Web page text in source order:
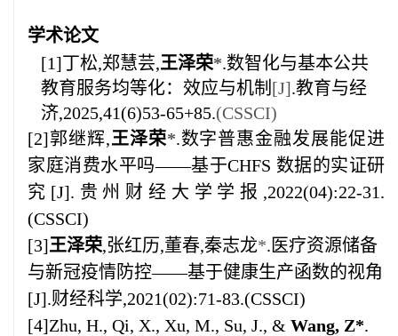
学术论文
[1]丁松,郑慧芸,王泽荣*.数智化与基本公共
教育服务均等化：效应与机制 [J].教育与经
济,2025,41(6)53-65+85.(CSSCI)
[2]郭继辉,王泽荣*.数字普惠金融发展能促进
家庭消费水平吗——基于CHFS 数据的实证研
究 [J].贵州财经大学学报,2022(04):22-31.
(CSSCI)
[3]王泽荣,张红历,董春,秦志龙*.医疗资源储备
与新冠疫情防控——基于健康生产函数的视角
[J].财经科学,2021(02):71-83.(CSSCI)
[4]Zhu, H., Qi, X., Xu, M., Su, J., & Wang, Z*.